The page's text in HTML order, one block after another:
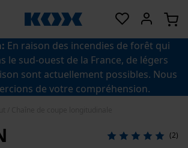
En raison des incendies de forêt qui
le sud-ouest de la France, de légers
sont actuellement possibles. Nous
de votre compréhension.
(2)